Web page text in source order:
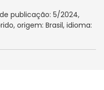
publicação: 5/2024,
origem: Brasil, idioma: